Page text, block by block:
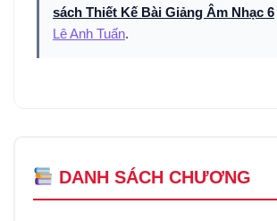
sách Thiết Kế Bài Giảng Âm Nhạc 6
Lê Anh Tuấn.
DANH SÁCH CHƯƠNG